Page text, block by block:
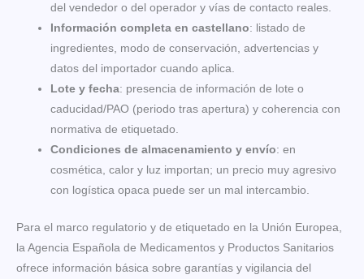
del vendedor o del operador y vías de contacto reales.
Información completa en castellano: listado de
ingredientes, modo de conservación, advertencias y
datos del importador cuando aplica.
Lote y fecha: presencia de información de lote o
caducidad/PAO (periodo tras apertura) y coherencia con
normativa de etiquetado.
Condiciones de almacenamiento y envío: en
cosmética, calor y luz importan; un precio muy agresivo
con logística opaca puede ser un mal intercambio.
Para el marco regulatorio y de etiquetado en la Unión Europea,
la Agencia Española de Medicamentos y Productos Sanitarios
ofrece información básica sobre garantías y vigilancia del